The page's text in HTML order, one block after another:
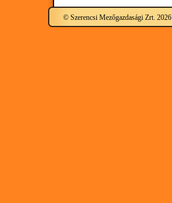
© Szerencsi Mezőgazdasági Zrt. 2026